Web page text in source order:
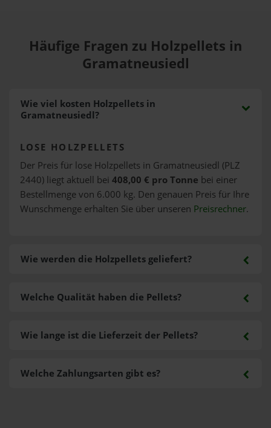
Häufige Fragen zu Holzpellets in
Gramatneusiedl
Wie viel kosten Holzpellets in
Gramatneusiedl?
LOSE HOLZPELLETS
Der Preis für lose Holzpellets in Gramatneusiedl (PLZ
2440) liegt aktuell bei 408,00 € pro Tonne bei einer
Bestellmenge von 6.000 kg. Den genauen Preis für Ihre
Wunschmenge erhalten Sie über unseren Preisrechner.
Wie werden die Holzpellets geliefert?
Welche Zahlungsarten gibt es?
Welche Qualität haben die Pellets?
Wie lange ist die Lieferzeit der Pellets?